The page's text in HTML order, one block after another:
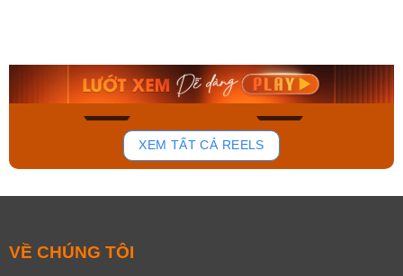
168
Mua ngay Mua ngay
XEM TẤT CẢ REELS
VỀ CHÚNG TÔI